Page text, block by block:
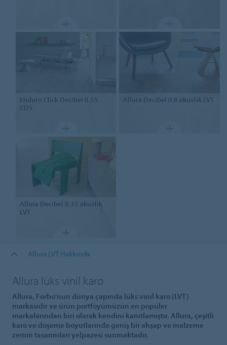
Enduro Click Decibel 0.55
CD5
Allura Decibel 0.8 akustik LVT
Allura Decibel 0.35 akustik
LVT
Allura LVT Hakkında
Allura lüks vinil karo
Allura, Forbo'nun dünya çapında lüks vinil karo (LVT)
markasıdır ve ürün portföyümüzün en popüler
markalarından biri olarak kendini kanıtlamıştır. Allura, çeşitli
karo ve döşeme boyutlarında geniş bir ahşap ve malzeme
zemin tasarımları yelpazesi sunmaktadır.